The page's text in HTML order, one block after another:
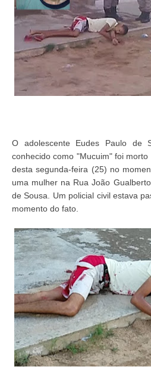
O adolescente Eudes Paulo de
conhecido como "Mucuim" foi
desta segunda-feira (25) no
uma mulher na Rua João
de Sousa. Um policial civil estava
momento do fato.